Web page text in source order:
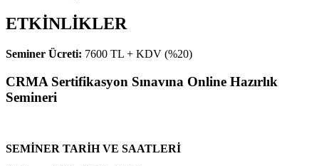
ETKİNLİKLER
Seminer Ücreti: 7600 TL + KDV (%20)
CRMA Sertifikasyon Sınavına Online Hazırlık
Semineri
SEMİNER TARİH VE SAATLERİ